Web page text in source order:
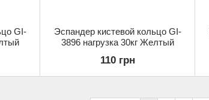
GI-
Эспандер кистевой кольцо GI-
3896 нагрузка 30кг Желтый
110 грн